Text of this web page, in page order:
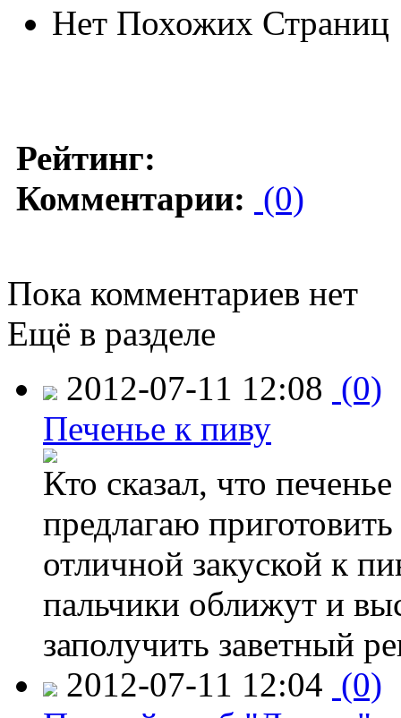
Нет Похожих Страниц
Рейтинг:
Комментарии: (0)
Пока комментариев нет
Ещё в разделе
2012-07-11 12:08 (0)
Печенье к пиву
Кто сказал, что
предлагаю
отличной закуской к
пальчики оближут и
заполучить заветный
2012-07-11 12:04 (0)